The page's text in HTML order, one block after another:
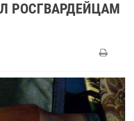
РОСГВАРДЕЙЦАМ